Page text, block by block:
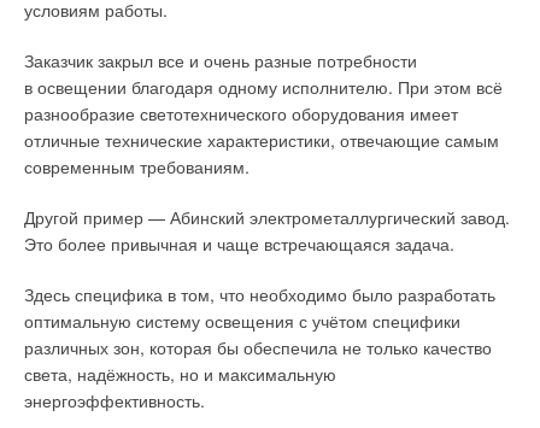
условиям работы.
Заказчик закрыл все и очень разные потребности
в освещении благодаря одному исполнителю. При этом всё
разнообразие светотехнического оборудования имеет
отличные технические характеристики, отвечающие самым
современным требованиям.
Другой пример — Абинский электрометаллургический завод.
Это более привычная и чаще встречающаяся задача.
Здесь специфика в том, что необходимо было разработать
оптимальную систему освещения с учётом специфики
различных зон, которая бы обеспечила не только качество
света, надёжность, но и максимальную
энергоэффективность.
подаваемому ей примеру.
«Ещё десять лет назад мы наблюдали совершенно иную
тенденцию изменения температуры в мире. Нынешняя
тенденция предполагает потепление на три градуса
Цельсия [относительно периода человеческой истории до
промышленной революции], но ещё совсем недавно мы
четыре градуса, а возможно, даже и выше», — говорит
чиновник.
Достигнутого на сегодняшний день прогресса по-прежнему
недостаточно для выполнения целей, обозначенных
Парижским соглашением по климату, однако стабилизация
роста выбросов парниковых газов к 2030 году может сыграть
важную роль в предотвращении катастрофического